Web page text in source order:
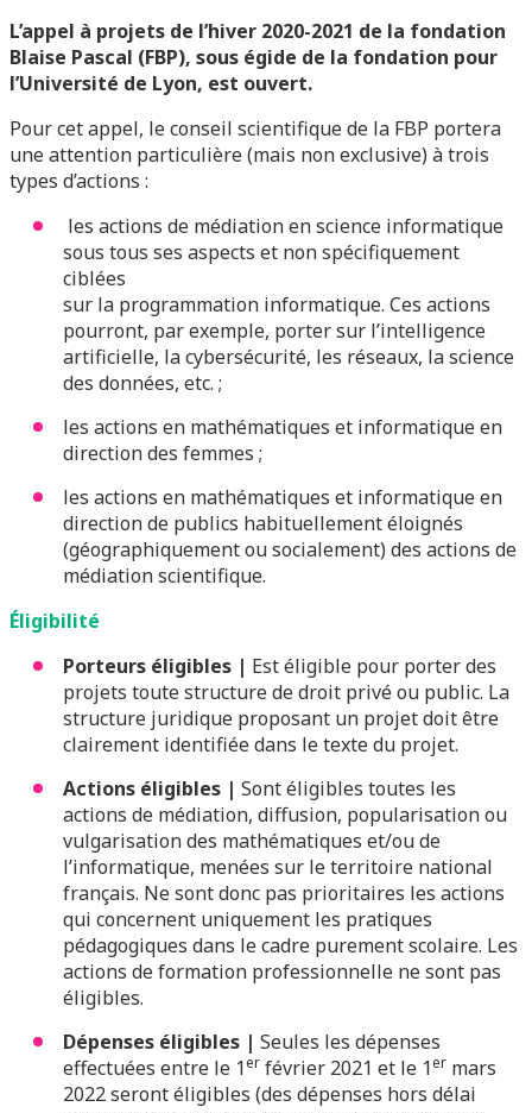
L’appel à projets de l’hiver 2020-2021 de la fondation
Blaise Pascal (FBP), sous égide de la fondation pour
l’Université de Lyon, est ouvert.
Pour cet appel, le conseil scientifique de la FBP portera
une attention particulière (mais non exclusive) à trois
types d’actions :
les actions de médiation en science informatique
sous tous ses aspects et non spécifiquement
ciblées
sur la programmation informatique. Ces actions
pourront, par exemple, porter sur l’intelligence
artificielle, la cybersécurité, les réseaux, la science
des données, etc. ;
les actions en mathématiques et informatique en
direction des femmes ;
les actions en mathématiques et informatique en
direction de publics habituellement éloignés
(géographiquement ou socialement) des actions de
médiation scientifique.
Éligibilité
Porteurs éligibles | Est éligible pour porter des
projets toute structure de droit privé ou public. La
structure juridique proposant un projet doit être
clairement identifiée dans le texte du projet.
Actions éligibles | Sont éligibles toutes les
actions de médiation, diffusion, popularisation ou
vulgarisation des mathématiques et/ou de
l’informatique, menées sur le territoire national
français. Ne sont donc pas prioritaires les actions
qui concernent uniquement les pratiques
pédagogiques dans le cadre purement scolaire. Les
actions de formation professionnelle ne sont pas
éligibles.
Dépenses éligibles | Seules les dépenses
effectuées entre le 1er février 2021 et le 1er mars
2022 seront éligibles (des dépenses hors délai